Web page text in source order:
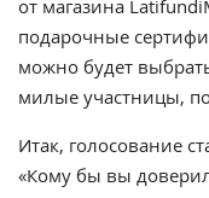
от магазина
подарочные
можно будет
милые участницы,
Итак, голосование
«Кому бы вы